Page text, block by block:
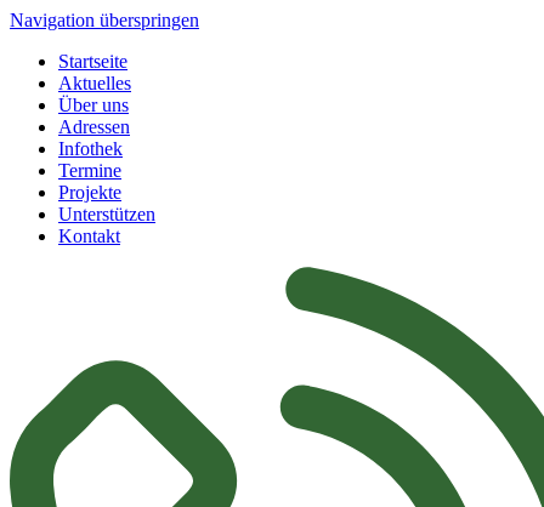
Navigation überspringen
Startseite
Aktuelles
Über uns
Adressen
Infothek
Termine
Projekte
Unterstützen
Kontakt